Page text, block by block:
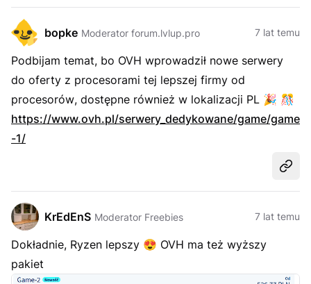
bopke Moderator forum.lvlup.pro 7 lat temu
Podbijam temat, bo OVH wprowadził nowe serwery
do oferty z procesorami tej lepszej firmy od
procesorów, dostępne również w lokalizacji PL 🎉 🎊
https://www.ovh.pl/serwery_dedykowane/game/game
-1/
KrEdEnS Moderator Freebies 7 lat temu
Dokładnie, Ryzen lepszy 😍 OVH ma też wyższy
pakiet